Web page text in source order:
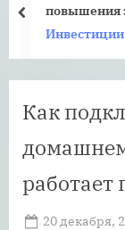
повышения
Инвестиции
prev
Как
Posted
20 декабря,